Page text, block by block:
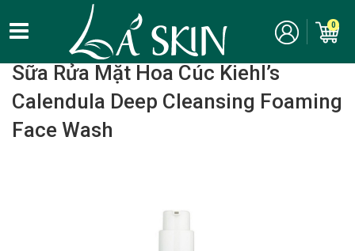
0
Home Chăm Sóc Da Mặt - Skincare/ Sữa rửa mặt
Sữa Rửa Mặt Hoa Cúc Kiehl’s
Calendula Deep Cleansing Foaming
Face Wash